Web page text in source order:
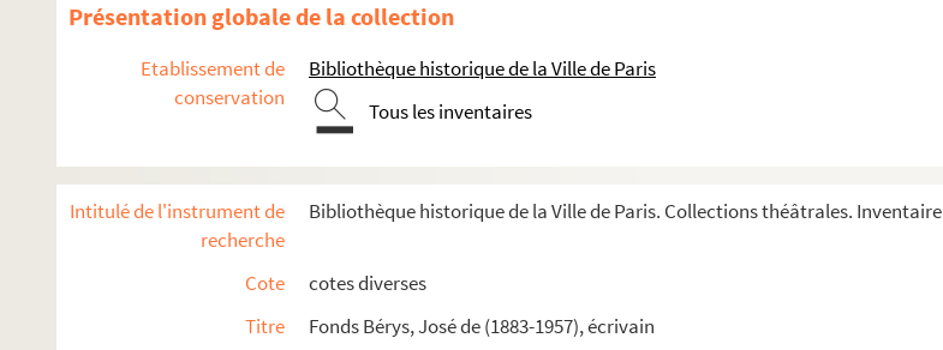
Présentation globale de la collection
Etablissement de
conservation
Bibliothèque historique de la Ville de Paris
Tous les inventaires
Intitulé de l'instrument de
recherche
Bibliothèque historique de la Ville de Paris. Collections théâtrales.
Cote
cotes diverses
Titre
Fonds Bérys, José de (1883-1957), écrivain
Oeuvre dramatique
Sketchs
4-TFS-022-237. Altruisme
4-TFS-022-149. Les bons jardiniers